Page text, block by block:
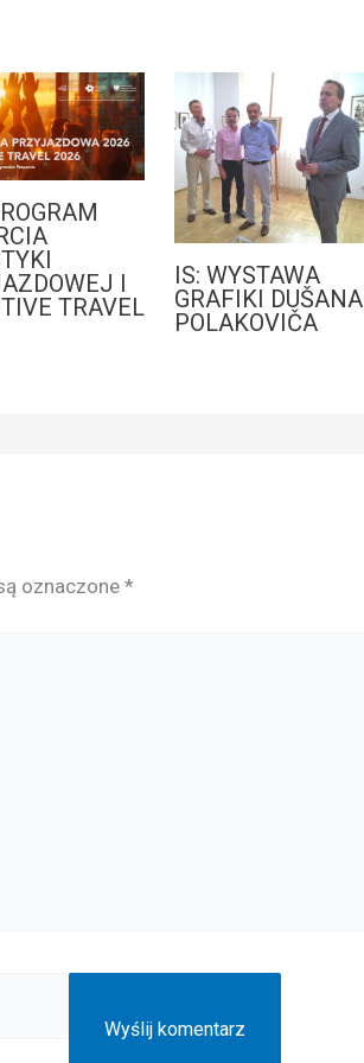
I
TRAVEL
IS: WYSTAWA
GRAFIKI DUŠANA
POLAKOVIČA
oznaczone *